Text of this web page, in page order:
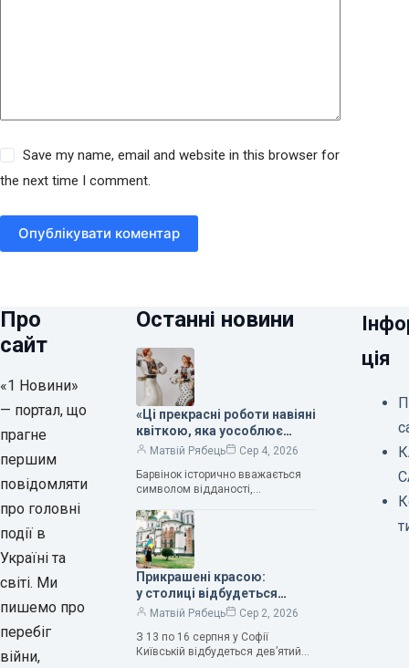
Save my name, email and website in this browser for
the next time I comment.
Опублікувати коментар
Про
сайт
«1 Новини»
— портал, що
прагне
першим
повідомляти
про головні
події в
Україні та
світі. Ми
пишемо про
перебіг
війни,
Останні новини
«Ці прекрасні роботи навіяні
квіткою, яка уособлює
нескінченне кохання», —
Людмила Карпінська-
Романюк
Матвій Рябець
Сер 4, 2026
Барвінок історично вважається
символом відданості,
та тривалого подружнього союзу.
Саме тому ця рослина надихала і
продовжує надихати митців на
Прикрашені красою:
у столиці відбудеться
дев’ятий фестиваль
Матвій Рябець
Сер 2, 2026
З 13 по 16 серпня у Софії
Київській відбудеться дев’ятий
ція